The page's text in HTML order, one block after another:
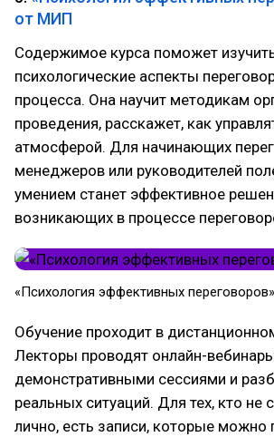
от МИП
Содержимое курса поможет
психологические аспекты
процесса. Она научит методикам
проведения, расскажет, как
атмосферой. Для начинающих
менеджеров или руководителей
умением станет эффективное
возникающих в процессе
«Психология эффективных
Обучение проходит в
Лекторы проводят онлайн-
демонстративными сессиями и
реальных ситуаций. Для тех, кто не
лично, есть записи, которые можно